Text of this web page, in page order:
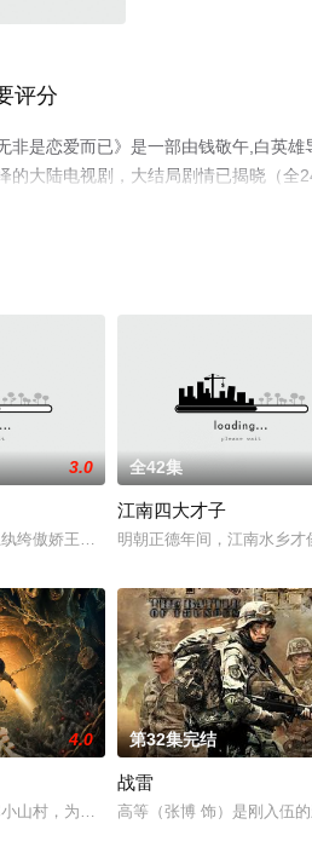
评分
非是恋爱而已》是一部由钱敬午,白英
的大陆电视剧，大结局剧情已揭晓（
更多剧情信息可移步至豆瓣电视剧、电
3.0
绔傲娇王爷南宫一昕，废柴女主PK大神
全42集
江南四大才子
明朝正德年间，江南水乡
4.0
山村，为给重病的奶奶寻求活路，他孤
第32集完结
战雷
高等（张博 饰）是刚入伍